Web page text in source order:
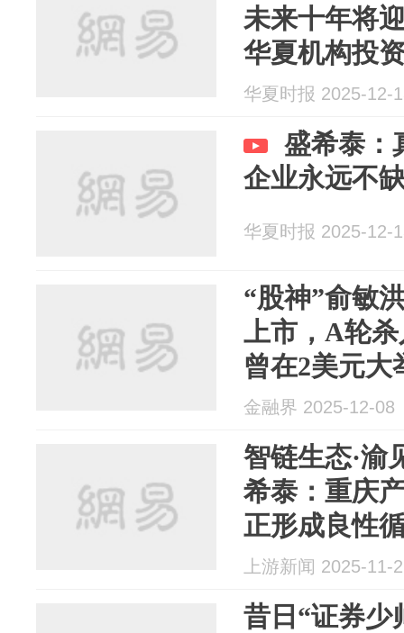
未来十年将
华夏机构投
华夏时报 2025-12-
盛希泰：
企业永远不
华夏时报 2025-12-
“股神”俞敏
上市，A轮
曾在2美元大
金融界 2025-12-08
智链生态·渝
希泰：重庆
正形成良性
上游新闻 2025-11-
昔日“证券少